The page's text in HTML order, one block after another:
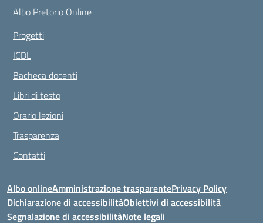
Albo Pretorio Online
Progetti
ICDL
Bacheca docenti
Libri di testo
Orario lezioni
Trasparenza
Contatti
Albo onlineAmministrazione trasparentePrivacy Policy
Dichiarazione di accessibilitàObiettivi di accessibilità
Segnalazione di accessibilitàNote legali